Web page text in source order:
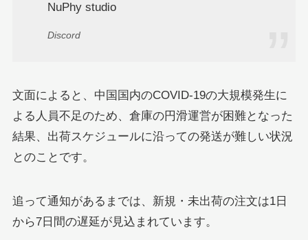
NuPhy studio
Discord
文面によると、中国国内のCOVID-19の大規模発生に
よる人員不足のため、倉庫の円滑運営が困難となった
結果、出荷スケジュールに沿っての発送が難しい状況
とのことです。
追って通知があるまでは、新規・未出荷の注文は1日
から7日間の遅延が見込まれています。